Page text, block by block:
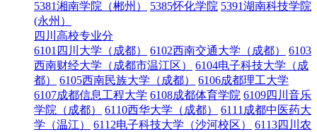
5381湘南学院（郴州）
5385怀化学院 5391湖南科技学院
(永州）
四川高校专业分
6101四川大学（成都）
6102西南交通大学（成都）
6103
西南财经大学（成都市温江区）
6104电子科技大学（成
都）
6105西南民族大学（成都）
6106成都理工大学
6107成都信息工程大学 6108成都体育学院 6109四川音乐
学院（成都）
6110西华大学（成都）
6111成都中医药大
学（温江）
6112电子科技大学（沙河校区）
6113四川农